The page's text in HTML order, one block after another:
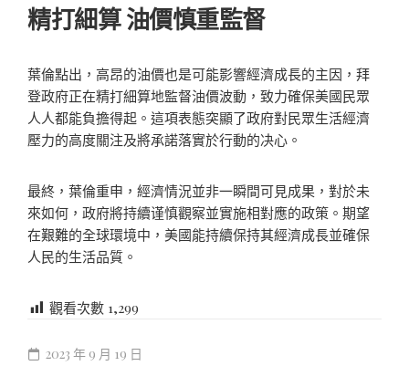
精打細算 油價慎重監督
葉倫點出，高昂的油價也是可能影響經濟成長的主因，拜
登政府正在精打細算地監督油價波動，致力確保美國民眾
人人都能負擔得起。這項表態突顯了政府對民眾生活經濟
壓力的高度關注及將承諾落實於行動的决心。
最終，葉倫重申，經濟情況並非一瞬間可見成果，對於未
來如何，政府將持續谨慎觀察並實施相對應的政策。期望
在艱難的全球環境中，美國能持續保持其經濟成長並確保
人民的生活品質。
觀看次數 1,299
2023 年 9 月 19 日